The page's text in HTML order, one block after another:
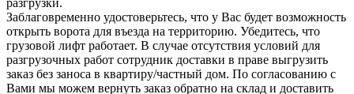
Заблаговременно удостоверьтесь, что у Вас будет возможность
открыть ворота для въезда на территорию. Убедитесь, что
грузовой лифт работает. В случае отсутствия условий для
разгрузочных работ сотрудник доставки в праве выгрузить
заказ без заноса в квартиру/частный дом. По согласованию с
Вами мы можем вернуть заказ обратно на склад и доставить